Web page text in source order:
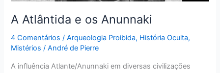
A Atlântida e os Anunnaki
4 Comentários /Arqueologia Proibida, História Oculta,
Mistérios /André de Pierre
A influência Atlante/Anunnaki em diversas civilizações